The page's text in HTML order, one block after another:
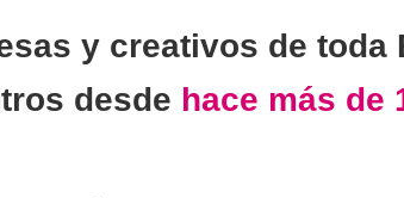
y creativos de toda
desde hace más de